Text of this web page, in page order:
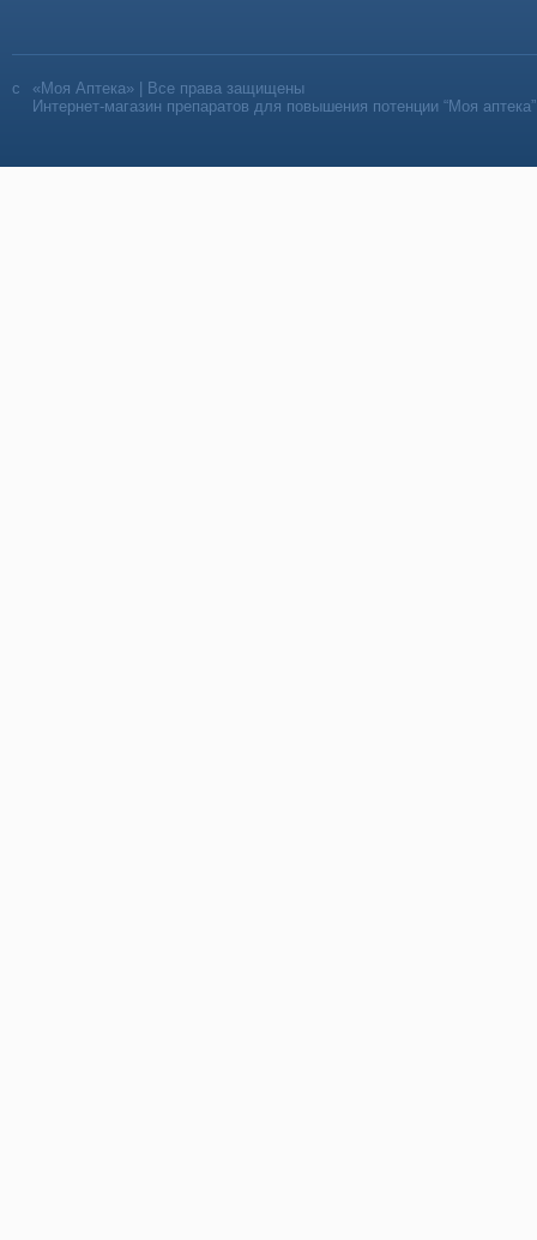
«Моя Аптека» | Все права защищены
Интернет-магазин препаратов для повышения потенции “Моя